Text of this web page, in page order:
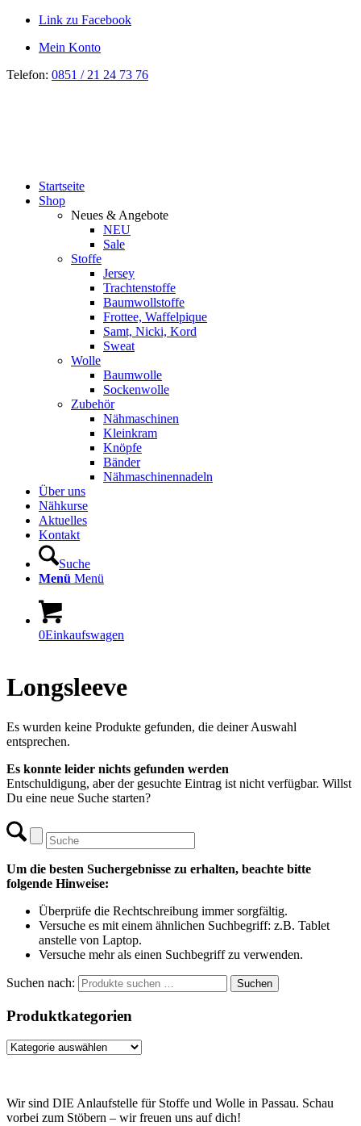
Link zu Facebook
Mein Konto
Telefon: 0851 / 21 24 73 76
Startseite
Shop
Neues & Angebote
NEU
Sale
Stoffe
Jersey
Trachtenstoffe
Baumwollstoffe
Frottee, Waffelpique
Samt, Nicki, Kord
Sweat
Wolle
Baumwolle
Sockenwolle
Zubehör
Nähmaschinen
Kleinkram
Knöpfe
Bänder
Nähmaschinennadeln
Über uns
Nähkurse
Aktuelles
Kontakt
Suche
Menü Menü
0Einkaufswagen
Longsleeve
Es wurden keine Produkte gefunden, die deiner Auswahl
entsprechen.
Es konnte leider nichts gefunden werden
Entschuldigung, aber der gesuchte Eintrag ist nicht verfügbar. Willst
Du eine neue Suche starten?
Um die besten Suchergebnisse zu erhalten, beachte bitte
folgende Hinweise:
Überprüfe die Rechtschreibung immer sorgfältig.
Versuche es mit einem ähnlichen Suchbegriff: z.B. Tablet
anstelle von Laptop.
Versuche mehr als einen Suchbegriff zu verwenden.
Suchen nach: Suchen
Produktkategorien
Wir sind DIE Anlaufstelle für Stoffe und Wolle in Passau. Schau
vorbei zum Stöbern – wir freuen uns auf dich!